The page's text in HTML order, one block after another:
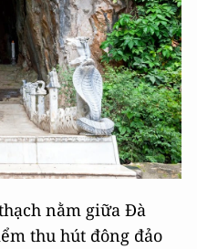
nằm giữa Đà
thu hút đông đảo